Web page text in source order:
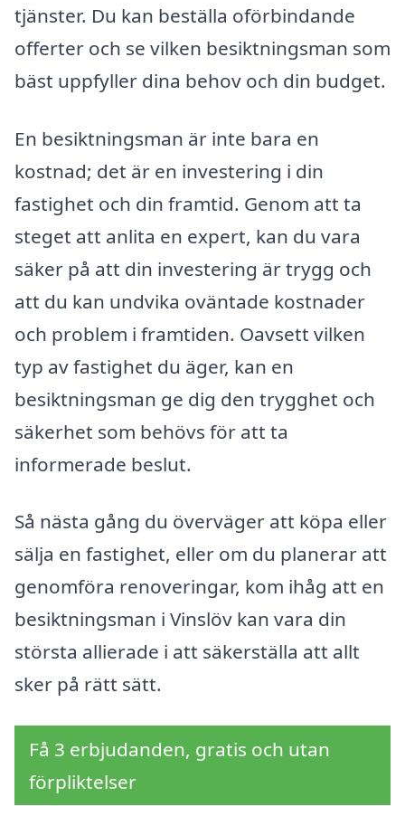
tjänster. Du kan beställa oförbindande
offerter och se vilken besiktningsman som
bäst uppfyller dina behov och din budget.
En besiktningsman är inte bara en
kostnad; det är en investering i din
fastighet och din framtid. Genom att ta
steget att anlita en expert, kan du vara
säker på att din investering är trygg och
att du kan undvika oväntade kostnader
och problem i framtiden. Oavsett vilken
typ av fastighet du äger, kan en
besiktningsman ge dig den trygghet och
säkerhet som behövs för att ta
informerade beslut.
Så nästa gång du överväger att köpa eller
sälja en fastighet, eller om du planerar att
genomföra renoveringar, kom ihåg att en
besiktningsman i Vinslöv kan vara din
största allierade i att säkerställa att allt
sker på rätt sätt.
Få 3 erbjudanden, gratis och utan
förpliktelser